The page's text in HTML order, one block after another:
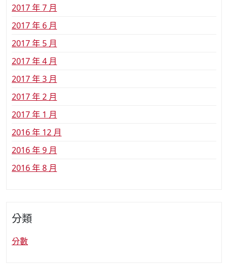
2017 年 7 月
2017 年 6 月
2017 年 5 月
2017 年 4 月
2017 年 3 月
2017 年 2 月
2017 年 1 月
2016 年 12 月
2016 年 9 月
2016 年 8 月
分類
分數